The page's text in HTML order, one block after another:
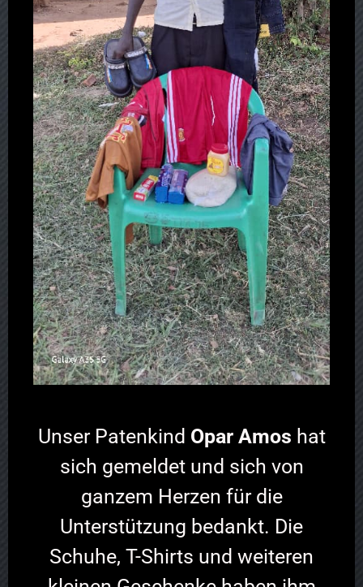
Unser Patenkind Opar Amos hat
sich gemeldet und sich von
ganzem Herzen für die
Unterstützung bedankt. Die
Schuhe, T-Shirts und weiteren